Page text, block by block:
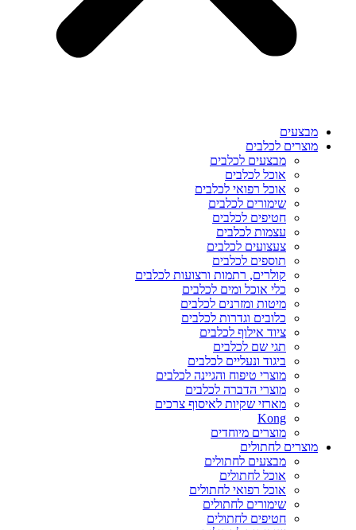
מבצעים
מוצרים לכלבים
מבצעים לכלבים
אוכל לכלבים
אוכל רפואי לכלבים
שימורים לכלבים
חטיפים לכלבים
עצמות לכלבים
צעצועים לכלבים
תוספים לכלבים
קולרים, רתמות ורצועות לכלבים
כלי אוכל ומים לכלבים
מיטות ומזרנים לכלבים
כלובים וגדרות לכלבים
ציוד אילוף לכלבים
תגי שם לכלבים
ביגוד ונעליים לכלבים
מוצרי טיפוח והגיינה לכלבים
מוצרי הדברה לכלבים
מארזי שקיות לאיסוף צרכים
Kong
מוצרים מיוחדים
מוצרים לחתולים
מבצעים לחתולים
אוכל לחתולים
אוכל רפואי לחתולים
שימורים לחתולים
חטיפים לחתולים